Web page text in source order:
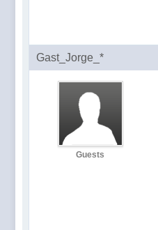
Gast_Jorge_*
Guests